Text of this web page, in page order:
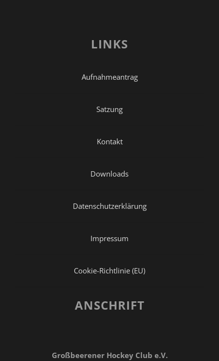
LINKS
Aufnahmeantrag
Satzung
Kontakt
Downloads
Datenschutzerklärung
Impressum
Cookie-Richtlinie (EU)
ANSCHRIFT
Großbeerener Hockey Club e.V.